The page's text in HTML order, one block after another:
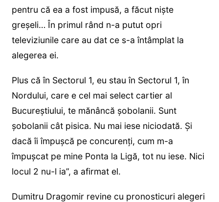
pentru că ea a fost impusă, a făcut niște
greșeli… În primul rând n-a putut opri
televiziunile care au dat ce s-a întâmplat la
alegerea ei.
Plus că în Sectorul 1, eu stau în Sectorul 1, în
Nordului, care e cel mai select cartier al
Bucureștiului, te mănâncă șobolanii. Sunt
șobolanii cât pisica. Nu mai iese niciodată. Și
dacă îi împușcă pe concurenți, cum m-a
împușcat pe mine Ponta la Ligă, tot nu iese. Nici
locul 2 nu-l ia”, a afirmat el.
Dumitru Dragomir revine cu pronosticuri alegeri